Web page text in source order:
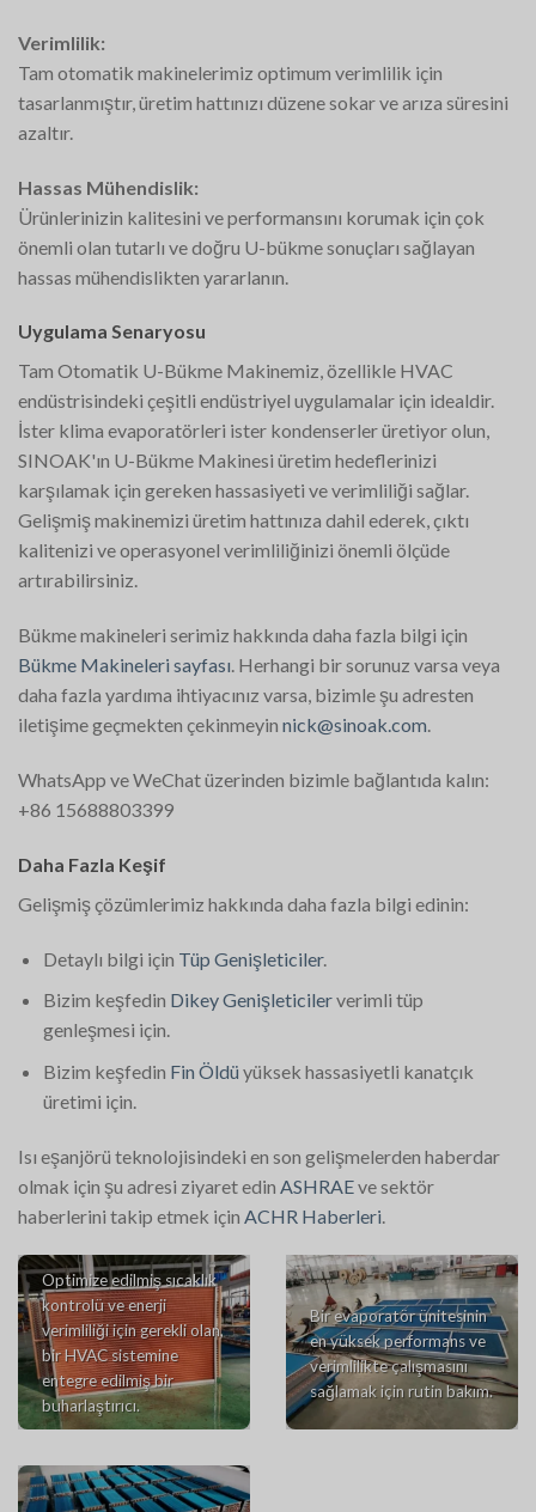
Verimlilik:
Tam otomatik makinelerimiz optimum verimlilik için
tasarlanmıştır, üretim hattınızı düzene sokar ve arıza süresini
azaltır.
Hassas Mühendislik:
Ürünlerinizin kalitesini ve performansını korumak için çok
önemli olan tutarlı ve doğru U-bükme sonuçları sağlayan
hassas mühendislikten yararlanın.
Uygulama Senaryosu
Tam Otomatik U-Bükme Makinemiz, özellikle HVAC
endüstrisindeki çeşitli endüstriyel uygulamalar için idealdir.
İster klima evaporatörleri ister kondenserler üretiyor olun,
SINOAK'ın U-Bükme Makinesi üretim hedeflerinizi
karşılamak için gereken hassasiyeti ve verimliliği sağlar.
Gelişmiş makinemizi üretim hattınıza dahil ederek, çıktı
kalitenizi ve operasyonel verimliliğinizi önemli ölçüde
artırabilirsiniz.
Bükme makineleri serimiz hakkında daha fazla bilgi için
Bükme Makineleri sayfası. Herhangi bir sorunuz varsa veya
daha fazla yardıma ihtiyacınız varsa, bizimle şu adresten
iletişime geçmekten çekinmeyin nick@sinoak.com.
WhatsApp ve WeChat üzerinden bizimle bağlantıda kalın:
+86 15688803399
Daha Fazla Keşif
Gelişmiş çözümlerimiz hakkında daha fazla bilgi edinin:
Detaylı bilgi için Tüp Genişleticiler.
Bizim keşfedin Dikey Genişleticilerverimli tüp
genleşmesi için.
Bizim keşfedin Fin Öldü yüksek hassasiyetli kanatçık
üretimi için.
Isı eşanjörü teknolojisindeki en son gelişmelerden haberdar
olmak için şu adresi ziyaret edin ASHRAEve sektör
haberlerini takip etmek için ACHR Haberleri
Optimize edilmiş sıcaklık
kontrolü ve enerji
verimliliği için gerekli olan,
bir HVAC sistemine
entegre edilmiş bir
buharlaştırıcı.
Bir evaporatör ünitesinin
en yüksek performans ve
verimlilikte çalışmasını
sağlamak için rutin bakım.